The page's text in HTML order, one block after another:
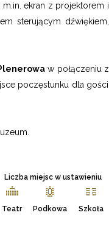
m.in. ekran z projektorem i
sterującym dźwiękiem,
w połączeniu z
poczęstunku dla gości
Liczba miejsc w ustawieniu
Teatr Podkowa Szkoła